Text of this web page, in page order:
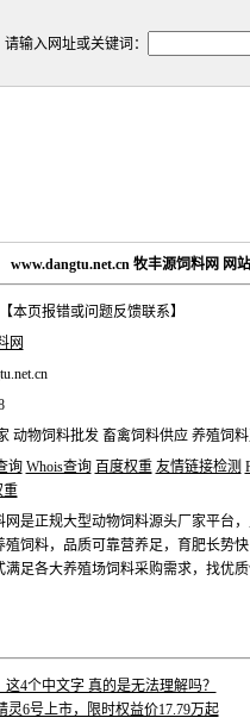
请输入网址或关键词：
www.dangtu.net.cn 牧丰源饲料网 网
【本页报错或问题反馈联系】
网
动物饲料批发 畜禽饲料供应 养殖饲
询 Whois查询 百度权重 友情链接检测
重
网是正规大型动物饲料源头厂家平台
殖饲料，品质可靠营养足，育肥长势
满足各大养殖场饲料采购需求，找优
4个中文字 真的是无法理解吗？
灵6号上市，限时权益价17.79万起